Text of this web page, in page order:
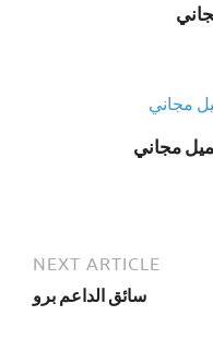
NEXT ARTICLE
سائق الداعم برو